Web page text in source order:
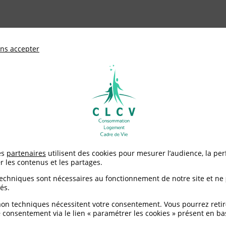
de défense des consommateurs et
Environnement / Santé
Nos conseils pour conserver les aliments
conserver les
accepter
partenaires utilisent des cookies pour mesurer l’audience, la
les contenus et les partages.
sont nécessaires au fonctionnement de notre site et ne
techniques nécessitent votre consentement. Vous pourrez
via le lien « paramétrer les cookies » présent en